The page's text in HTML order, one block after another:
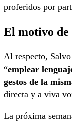
proferidos por
El motivo de
Al respecto,
“emplear
gestos de la
directa y a viva
La próxima